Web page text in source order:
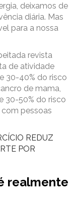
deixamos de
diária. Mas
para a nossa
revista
de atividade
30-40% do risco
de mama,
30-50% do risco
pessoas
REDUZ
POR
realmente